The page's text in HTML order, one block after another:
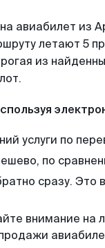
авиабилет из
летают 5
из
услуги по
по
сразу.
внимание на